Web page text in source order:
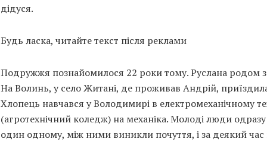
дідуся.
Будь ласка, читайте текст після реклами
Подружжя познайомилося 22 роки тому. Руслана родом
На Волинь, у село Житані, де проживав Андрій, приїздила
Хлопець навчався у Володимирі в електромеханічному
(агротехнічний коледж) на механіка. Молоді люди
один одному, між ними виникли почуття, і за деякий